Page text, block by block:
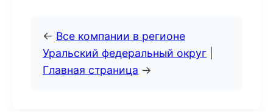
← Все компании в регионе
Уральский федеральный округ
Главная страница →